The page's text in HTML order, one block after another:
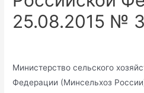
25.08.2015 №
Министерство сельского
Федерации (Минсельхоз